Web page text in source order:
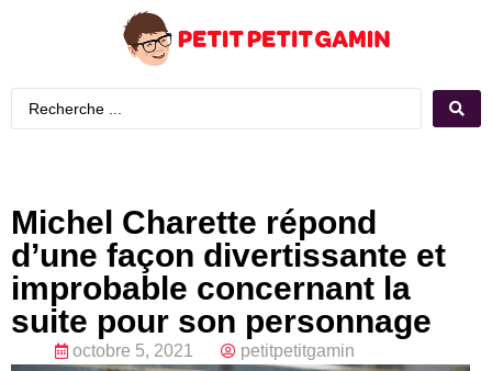
Michel Charette répond
d’une façon divertissante et
improbable concernant la
suite pour son personnage
octobre 5, 2021 petitpetitgamin